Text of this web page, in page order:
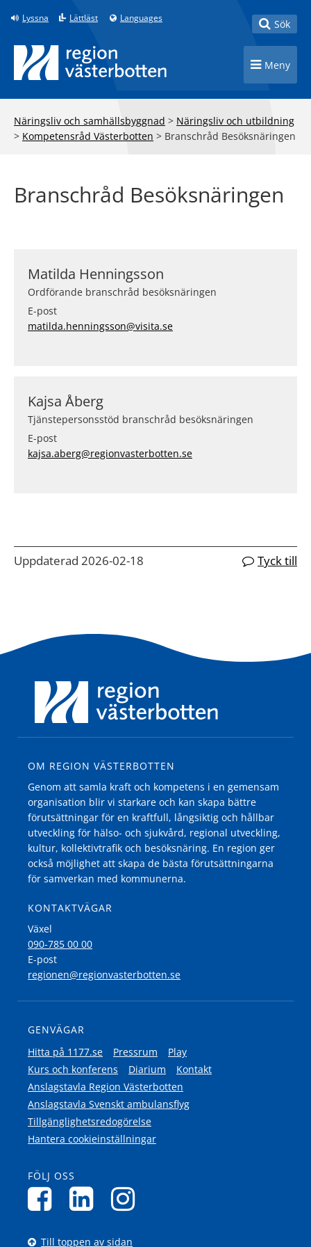
Till innehåll på sidan
Lyssna Lättläst Languages Toggle
Sök
Toggle
Meny
Näringsliv och samhällsbyggnad > Näringsliv och utbildning
> Kompetensråd Västerbotten > Branschråd Besöksnäringen
Branschråd Besöksnäringen
Matilda Henningsson
Ordförande branschråd besöksnäringen
E-post
matilda.henningsson@visita.se
Kajsa Åberg
Tjänstepersonsstöd branschråd besöksnäringen
E-post
kajsa.aberg@regionvasterbotten.se
Uppdaterad 2026-02-18 Tyck till
OM REGION VÄSTERBOTTEN
Genom att samla kraft och kompetens i en gemensam
organisation blir vi starkare och kan skapa bättre
förutsättningar för en kraftfull, långsiktig och hållbar
utveckling för hälso- och sjukvård, regional utveckling,
kultur, kollektivtrafik och besöksnäring. En region ger
också möjlighet att skapa de bästa förutsättningarna
för samverkan med kommunerna.
KONTAKTVÄGAR
Växel
090-785 00 00
E-post
regionen@regionvasterbotten.se
GENVÄGAR
Hitta på 1177.se
Pressrum
Play
Kurs och konferens
Diarium
Kontakt
Anslagstavla Region Västerbotten
Anslagstavla Svenskt ambulansflyg
Tillgänglighetsredogörelse
Hantera cookieinställningar
FÖLJ OSS
Till toppen av sidan